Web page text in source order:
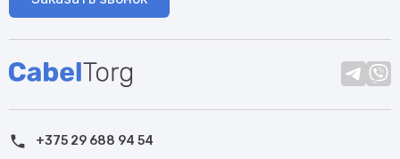
+375 29 688 94 54